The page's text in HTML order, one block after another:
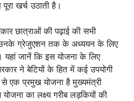
खर्च उठाती है।
छात्राओं की पढ़ाई की सभी
ग्रेजुएशन तक के अध्ययन के लिए
यहां जानें कि इस योजना के लिए
ने बेटियों के हित में कई उपयोगी
एक प्रमुख योजना है मुख्यमंत्री
का लक्ष्य गरीब लड़कियों की